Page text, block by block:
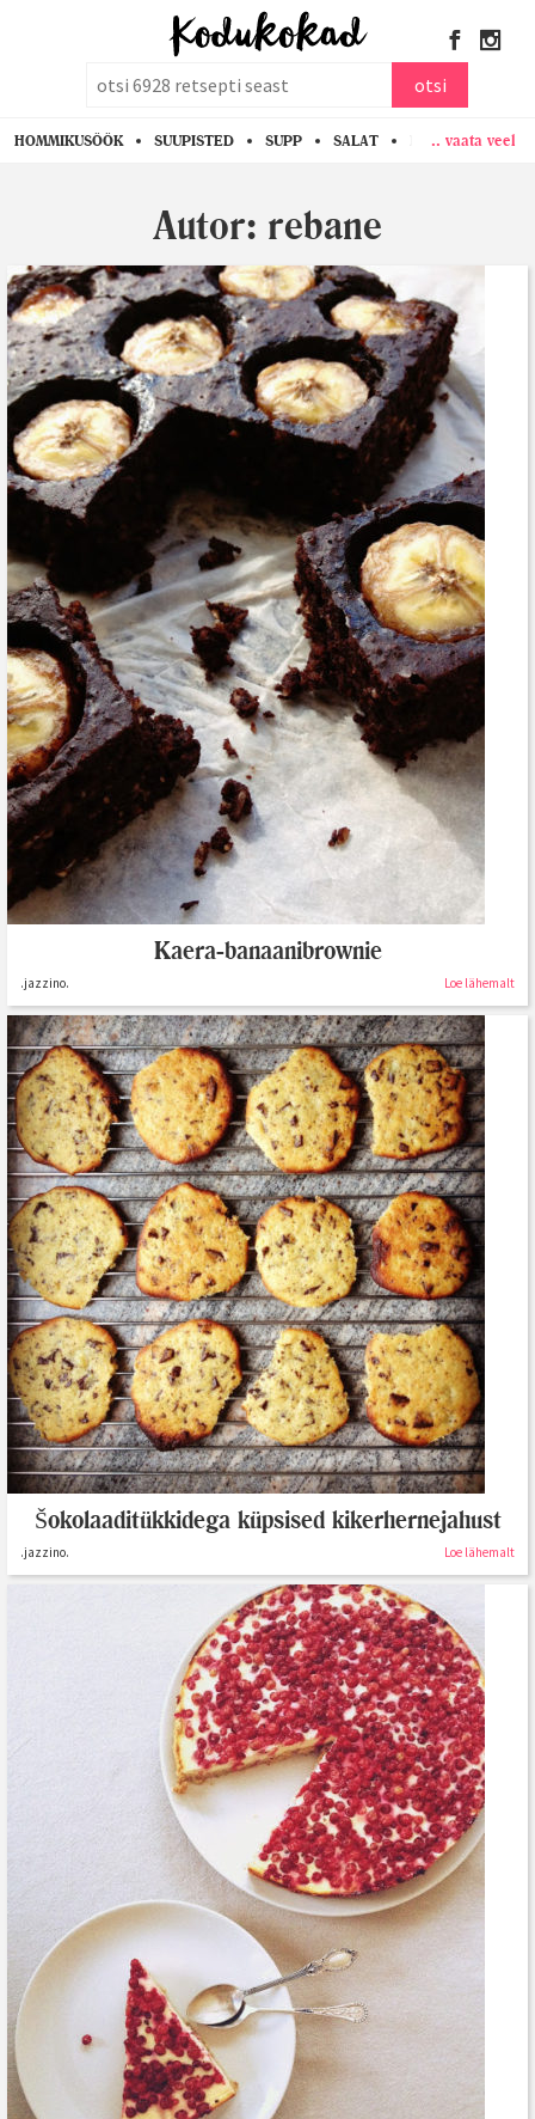
otsi
HOMMIKUSÖÖK SUUPISTED SUPP SALAT PASTA KANA
.. vaata veel
Autor: rebane
Kaera-banaanibrownie
.jazzino. Loe lähemalt
Šokolaaditükkidega küpsised kikerhernejahust
.jazzino. Loe lähemalt